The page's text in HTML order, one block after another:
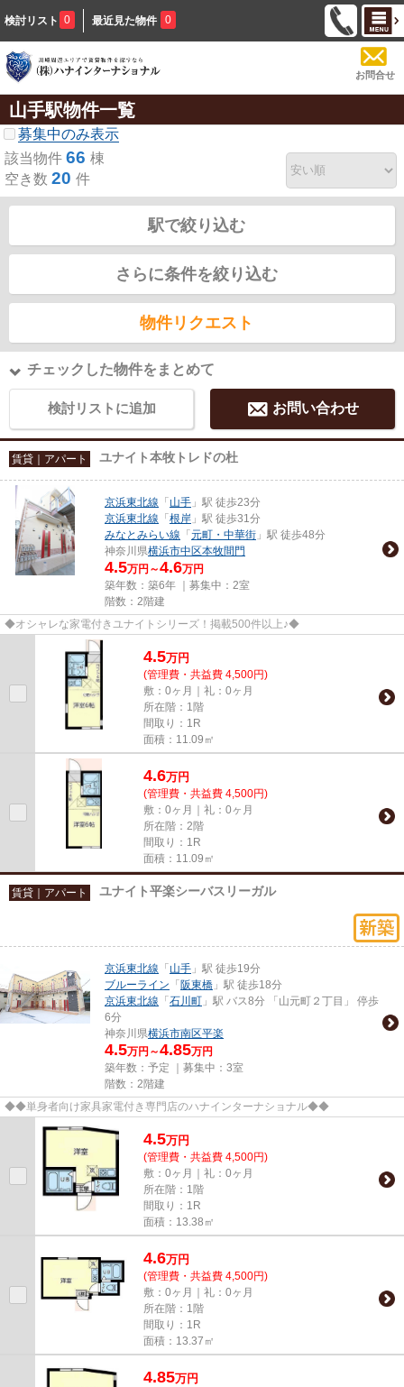
検討リスト 0 最近見た物件 0
お問合せ
山手駅物件一覧
募集中のみ表示
該当物件 66 棟
空き数 20 件
駅で絞り込む
さらに条件を絞り込む
物件リクエスト
チェックした物件をまとめて
検討リストに追加 お問い合わせ
賃貸｜アパート ユナイト本牧トレドの杜
京浜東北線 「 山手 」駅 徒歩23分
京浜東北線 「 根岸 」駅 徒歩31分
みなとみらい線 「 元町・中華街 」駅 徒歩48分
神奈川県横浜市中区本牧間門
4.5万円～4.6万円
築年数：築6年 ｜募集中： 2室
階数：2階建
◆オシャレな家電付きユナイトシリーズ！掲載500件以上♪◆
4.5万円
(管理費・共益費 4,500円)
敷：0ヶ月｜礼：0ヶ月
所在階：1階
間取り：1R
面積：11.09㎡
4.6万円
(管理費・共益費 4,500円)
敷：0ヶ月｜礼：0ヶ月
所在階：2階
間取り：1R
面積：11.09㎡
賃貸｜アパート ユナイト平楽シーバスリーガル
京浜東北線 「 山手 」駅 徒歩19分
ブルーライン 「 阪東橋 」駅 徒歩18分
京浜東北線 「 石川町 」駅 バス8分 「山元町２丁目」 停歩
6分
神奈川県横浜市南区平楽
4.5万円～4.85万円
築年数：予定 ｜募集中： 3室
階数：2階建
◆◆単身者向け家具家電付き専門店のハナインターナショナル◆◆
4.5万円
(管理費・共益費 4,500円)
敷：0ヶ月｜礼：0ヶ月
所在階：1階
間取り：1R
面積：13.38㎡
4.6万円
(管理費・共益費 4,500円)
敷：0ヶ月｜礼：0ヶ月
所在階：1階
間取り：1R
面積：13.37㎡
4.85万円